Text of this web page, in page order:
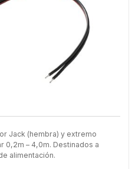
Jack (hembra) y extremo
0,2m – 4,0m. Destinados a
alimentación.